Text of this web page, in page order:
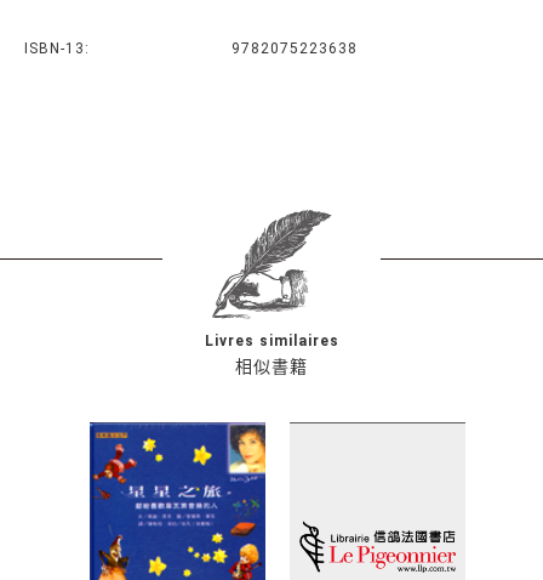
ISBN-13: 9782075223638
相似書籍
Livres similaires